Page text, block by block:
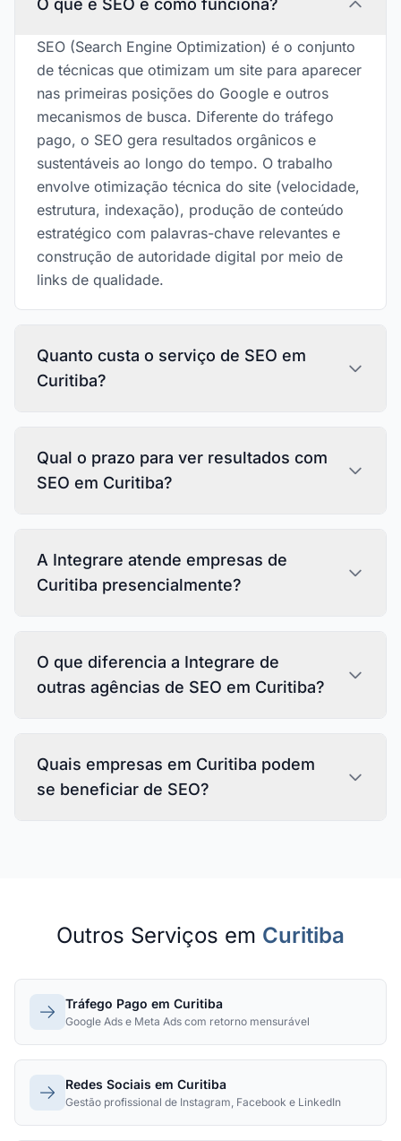
O que é SEO e como funciona?
SEO (Search Engine Optimization) é o conjunto
de técnicas que otimizam um site para aparecer
nas primeiras posições do Google e outros
mecanismos de busca. Diferente do tráfego
pago, o SEO gera resultados orgânicos e
sustentáveis ao longo do tempo. O trabalho
envolve otimização técnica do site (velocidade,
estrutura, indexação), produção de conteúdo
estratégico com palavras-chave relevantes e
construção de autoridade digital por meio de
links de qualidade.
Quanto custa o serviço de SEO em
Curitiba?
Qual o prazo para ver resultados com
SEO em Curitiba?
A Integrare atende empresas de
Curitiba presencialmente?
O que diferencia a Integrare de
outras agências de SEO em Curitiba?
Quais empresas em Curitiba podem
se beneficiar de SEO?
Outros Serviços em Curitiba
Tráfego Pago em Curitiba
Google Ads e Meta Ads com retorno mensurável
Redes Sociais em Curitiba
Gestão profissional de Instagram, Facebook e LinkedIn